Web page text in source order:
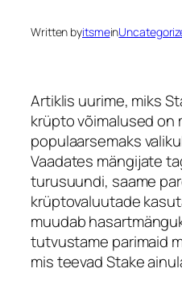
Written byitsmein
Artiklis uurime, miks
krüpto võimalused on
populaarsemaks
Vaadates mängijate
turusuundi, saame
krüptovaluutade
muudab
tutvustame parimaid
mis teevadStake